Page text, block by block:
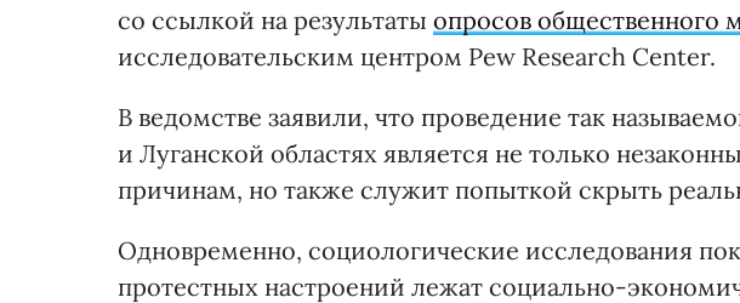
со ссылкой на результаты опросов общественного
исследовательским центром Pew Research Center.
В ведомстве заявили, что проведение так
и Луганской областях является не только
причинам, но также служит попыткой скрыть
Одновременно, социологические исследования
протестных настроений лежат социально-